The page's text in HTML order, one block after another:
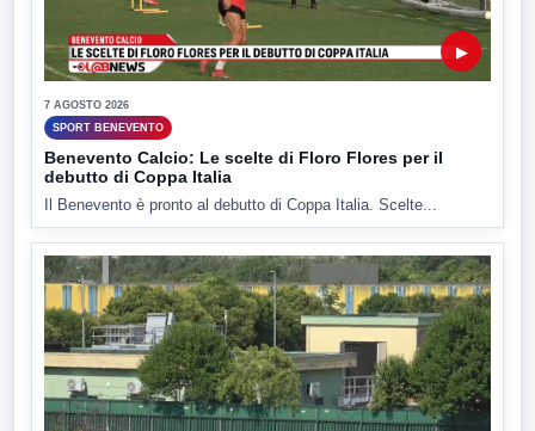
▶
7 AGOSTO 2026
SPORT BENEVENTO
Benevento Calcio: Le scelte di Floro Flores per il
debutto di Coppa Italia
Il Benevento è pronto al debutto di Coppa Italia. Scelte...